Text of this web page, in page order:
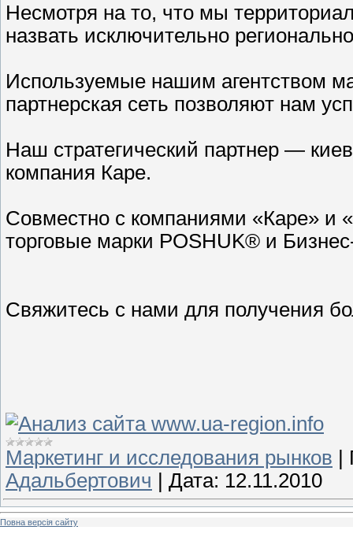
Несмотря на то, что мы
назвать исключительно
Используемые нашим агентством
партнерская сеть позволяют нам
Наш стратегический партнер —
компания Каре.
Совместно с компаниями «Каре» и
торговые марки POSHUK® и
Свяжитесь с нами для получения
Маркетинг и исследования рынков |
Адальбертович | Дата: 12.11.2010
Повна версія сайту